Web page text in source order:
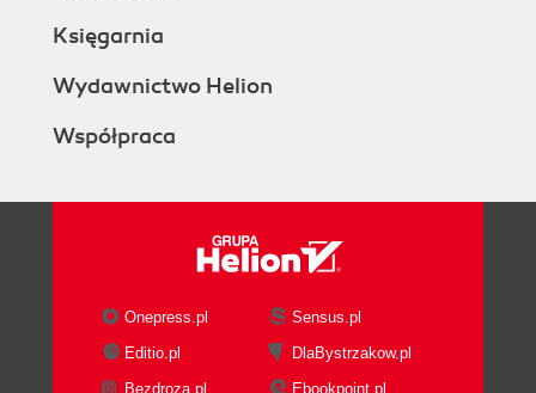
Księgarnia
Wydawnictwo Helion
Współpraca
Onepress.pl
Sensus.pl
Editio.pl
DlaBystrzakow.pl
Bezdroza.pl
Ebookpoint.pl